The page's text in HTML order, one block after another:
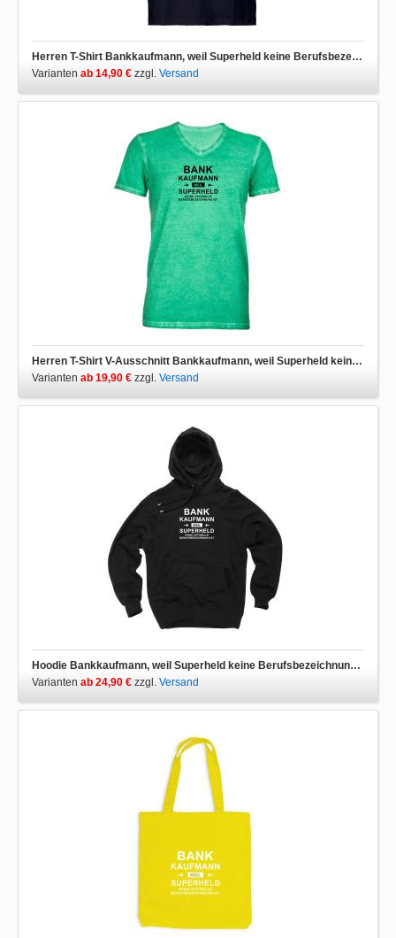
Herren T-Shirt Bankkaufmann, weil Superheld keine Berufsbezeichnung ist
Varianten ab 14,90 € zzgl. Versand
Herren T-Shirt V-Ausschnitt Bankkaufmann, weil Superheld keine Berufsbezeichnung ist
Varianten ab 19,90 € zzgl. Versand
Hoodie Bankkaufmann, weil Superheld keine Berufsbezeichnung ist
Varianten ab 24,90 € zzgl. Versand